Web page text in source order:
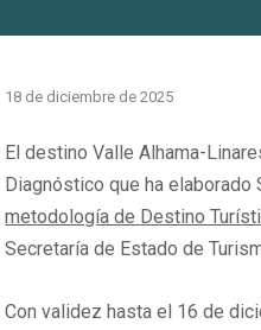
18 de diciembre de 2025
El destino Valle Alhama-
Diagnóstico que ha elaborado
metodología de Destino
Secretaría de Estado de
Con validez hasta el 16 de